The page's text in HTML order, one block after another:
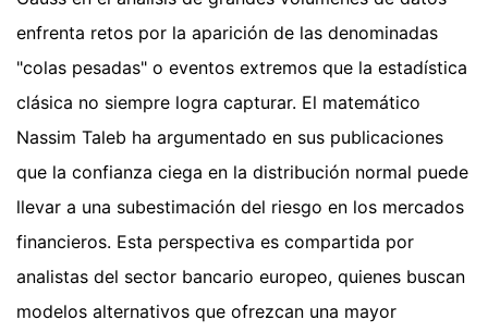
enfrenta retos por la aparición de las denominadas
"colas pesadas" o eventos extremos que la estadística
clásica no siempre logra capturar. El matemático
Nassim Taleb ha argumentado en sus publicaciones
que la confianza ciega en la distribución normal puede
llevar a una subestimación del riesgo en los mercados
financieros. Esta perspectiva es compartida por
analistas del sector bancario europeo, quienes buscan
modelos alternativos que ofrezcan una mayor